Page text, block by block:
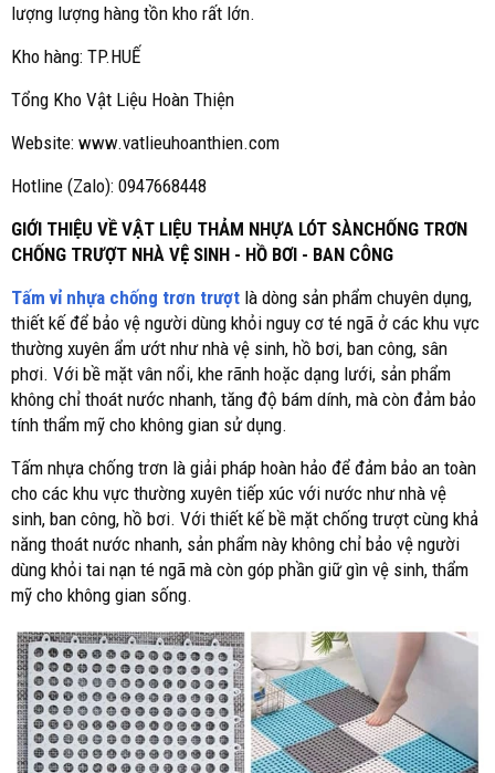
lượng lượng hàng tồn kho rất lớn.
Kho hàng: TP.HUẾ
Tổng Kho Vật Liệu Hoàn Thiện
Website: www.vatlieuhoanthien.com
Hotline (Zalo): 0947668448
GIỚI THIỆU VỀ VẬT LIỆU THẢM NHỰA LÓT SÀNCHỐNG TRƠN
CHỐNG TRƯỢT NHÀ VỆ SINH - HỒ BƠI - BAN CÔNG
Tấm vỉ nhựa chống trơn trượt là dòng sản phẩm chuyên dụng,
thiết kế để bảo vệ người dùng khỏi nguy cơ té ngã ở các khu vực
thường xuyên ẩm ướt như nhà vệ sinh, hồ bơi, ban công, sân
phơi. Với bề mặt vân nổi, khe rãnh hoặc dạng lưới, sản phẩm
không chỉ thoát nước nhanh, tăng độ bám dính, mà còn đảm bảo
tính thẩm mỹ cho không gian sử dụng.
Tấm nhựa chống trơn là giải pháp hoàn hảo để đảm bảo an toàn
cho các khu vực thường xuyên tiếp xúc với nước như nhà vệ
sinh, ban công, hồ bơi. Với thiết kế bề mặt chống trượt cùng khả
năng thoát nước nhanh, sản phẩm này không chỉ bảo vệ người
dùng khỏi tai nạn té ngã mà còn góp phần giữ gìn vệ sinh, thẩm
mỹ cho không gian sống.